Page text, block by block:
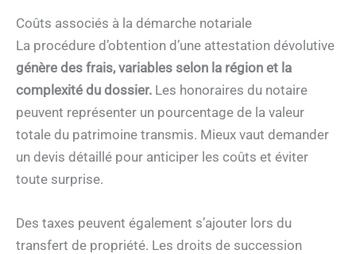
Coûts associés à la démarche notariale
La procédure d’obtention d’une attestation dévolutive
génère des frais, variables selon la région et la
complexité du dossier. Les honoraires du notaire
peuvent représenter un pourcentage de la valeur
totale du patrimoine transmis. Mieux vaut demander
un devis détaillé pour anticiper les coûts et éviter
toute surprise.
Des taxes peuvent également s’ajouter lors du
transfert de propriété. Les droits de succession